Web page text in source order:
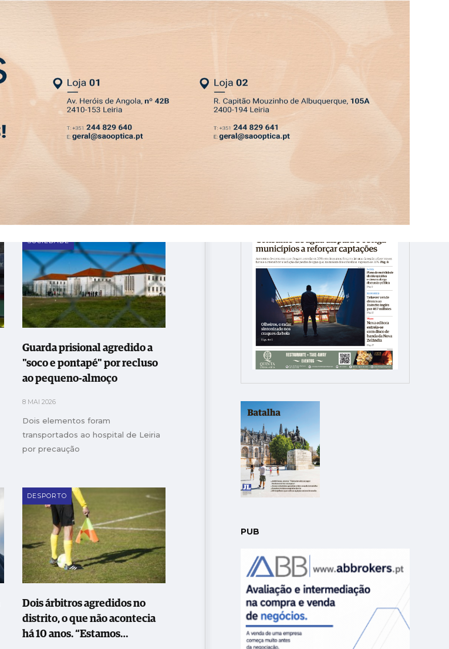
OPINIÃO DEPRESSÃO KRISTIN
SOCIEDADE
Guarda prisional agredido a
"soco e pontapé" por recluso
ao pequeno-almoço
8 MAI 2026
Dois elementos foram
transportados ao hospital de Leiria
por precaução
DESPORTO
Dois árbitros agredidos no
distrito, o que não acontecia
há 10 anos. “Estamos
PUB